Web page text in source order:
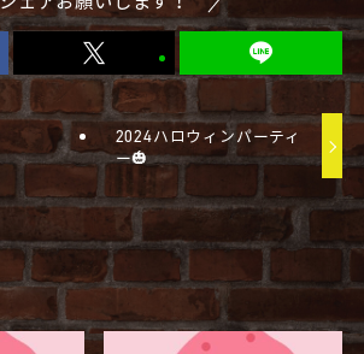
2024ハロウィンパーティ
ー🎃